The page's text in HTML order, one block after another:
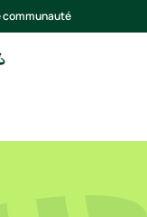
communauté